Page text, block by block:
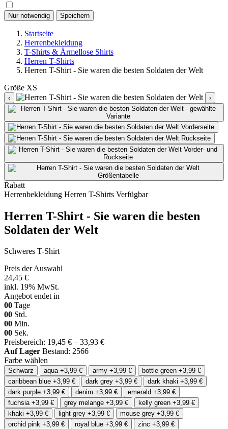
Nur notwendig Speichern
Startseite
Herrenbekleidung
T-Shirts & Ärmellose Shirts
Herren T-Shirts
Herren T-Shirt - Sie waren die besten Soldaten der Welt
Größe XS
‹ ›
Rabatt
Herrenbekleidung Herren T-Shirts Verfügbar
Herren T-Shirt - Sie waren die besten
Soldaten der Welt
Schweres T-Shirt
Preis der Auswahl
24,45 €
inkl. 19% MwSt.
Angebot endet in
00 Tage
00 Std.
00 Min.
00 Sek.
Preisbereich: 19,45 € – 33,93 €
Auf Lager Bestand: 2566
Farbe wählen
Schwarz aqua +3,99 € army +3,99 € bottle green +3,99 €
caribbean blue +3,99 € dark grey +3,99 € dark khaki +3,99 €
dark purple +3,99 € denim +3,99 € emerald +3,99 €
fuchsia +3,99 € grey melange +3,99 € kelly green +3,99 €
khaki +3,99 € light grey +3,99 € mouse grey +3,99 €
orchid pink +3,99 € royal blue +3,99 € zinc +3,99 €